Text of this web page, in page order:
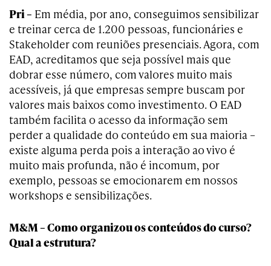
Pri – Em média, por ano, conseguimos sensibilizar
e treinar cerca de 1.200 pessoas, funcionáries e
Stakeholder com reuniões presenciais. Agora, com
EAD, acreditamos que seja possível mais que
dobrar esse número, com valores muito mais
acessíveis, já que empresas sempre buscam por
valores mais baixos como investimento. O EAD
também facilita o acesso da informação sem
perder a qualidade do conteúdo em sua maioria –
existe alguma perda pois a interação ao vivo é
muito mais profunda, não é incomum, por
exemplo, pessoas se emocionarem em nossos
workshops e sensibilizações.
M&M – Como organizou os conteúdos do curso?
Qual a estrutura?